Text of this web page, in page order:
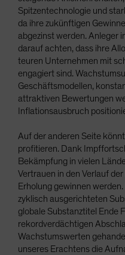
Spitzentechnologie und
da ihre zukünftigen
abgezinst werden. Anleger
darauf achten, dass ihre
teuren Unternehmen mit
engagiert sind.
Geschäftsmodellen,
attraktiven Bewertungen
Inflationsausbruch
Auf der anderen Seite
profitieren. Dank
Bekämpfung in vielen
Vertrauen in den Verlauf
Erholung gewinnen
zyklisch ausgerichteten
globale Substanztitel Ende
rekordverdächtigen
Wachstumswerten
unseres Erachtens die